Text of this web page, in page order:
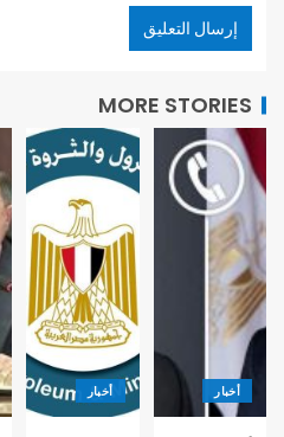
MORE STORIES
أخبار أخبار